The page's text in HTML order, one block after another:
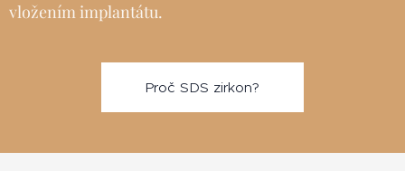
vložením implantátu.
Proč SDS zirkon?